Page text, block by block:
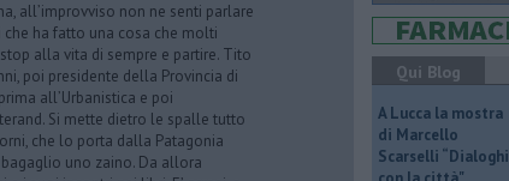
all’improvviso non ne senti parlare
che ha fatto una cosa che molti
alla vita di sempre e partire. Tito
poi presidente della Provincia di
all’Urbanistica e poi
Si mette dietro le spalle tutto
che lo porta dalla Patagonia
uno zaino. Da allora
Qui Blog
A Lucca la mostra
di Marcello
Scarselli “Dialoghi